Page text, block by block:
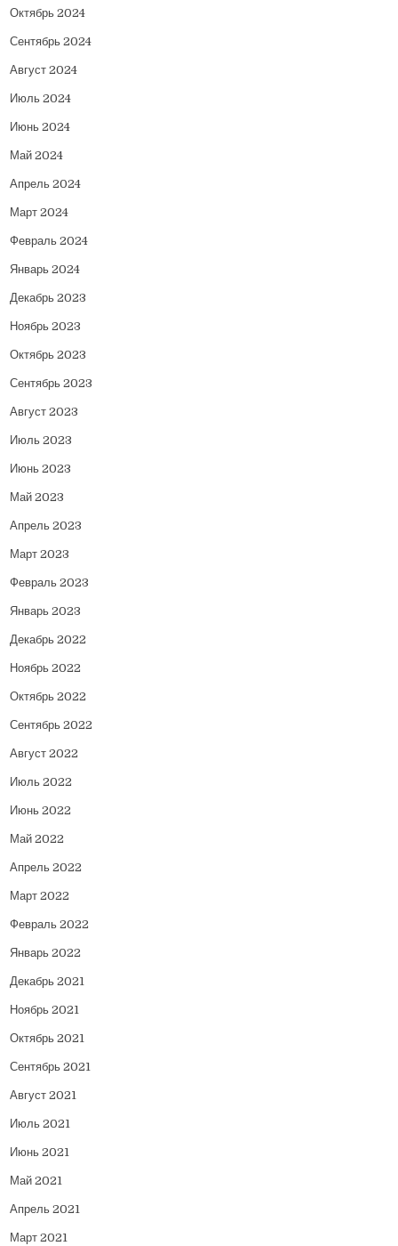
Октябрь 2024
Сентябрь 2024
Август 2024
Июль 2024
Июнь 2024
Май 2024
Апрель 2024
Март 2024
Февраль 2024
Январь 2024
Декабрь 2023
Ноябрь 2023
Октябрь 2023
Сентябрь 2023
Август 2023
Июль 2023
Июнь 2023
Май 2023
Апрель 2023
Март 2023
Февраль 2023
Январь 2023
Декабрь 2022
Ноябрь 2022
Октябрь 2022
Сентябрь 2022
Август 2022
Июль 2022
Июнь 2022
Май 2022
Апрель 2022
Март 2022
Февраль 2022
Январь 2022
Декабрь 2021
Ноябрь 2021
Октябрь 2021
Сентябрь 2021
Август 2021
Июль 2021
Июнь 2021
Май 2021
Апрель 2021
Март 2021